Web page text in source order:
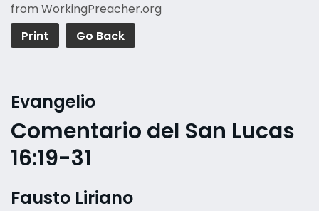
from WorkingPreacher.org
Print
Go Back
Evangelio
Comentario del San Lucas
16:19-31
Fausto Liriano